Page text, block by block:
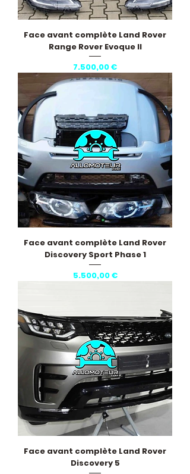
Face avant complète Land Rover
Range Rover Evoque II
Pris
7.500,00 €
Face avant complète Land Rover
Discovery Sport Phase 1
Pris
5.500,00 €
Face avant complète Land Rover
Discovery 5